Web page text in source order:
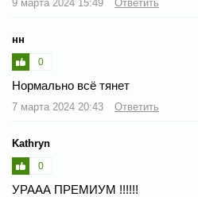
9 марта 2024 15:49 Ответить
нн
0
Нормально всё тянет
7 марта 2024 20:43 Ответить
Kathryn
0
УРААА ПРЕМИУМ !!!!!!